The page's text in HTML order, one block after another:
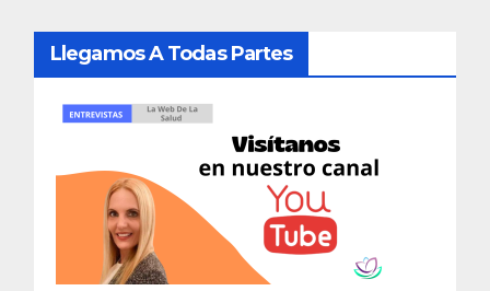
Llegamos A Todas Partes